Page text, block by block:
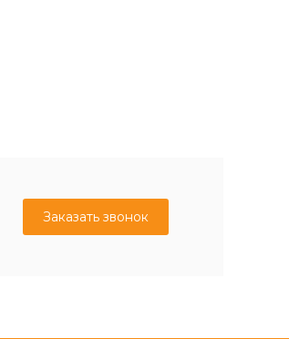
Заказать звонок